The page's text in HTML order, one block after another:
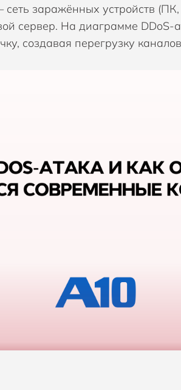
пользователей и
UEM,
доверием
Компания Sonar
Компания SOTI
Компания Vectra AI
Компания WALLIX
сеть заражённых устройств
сервер. На диаграмме DDoS-
создавая перегрузку